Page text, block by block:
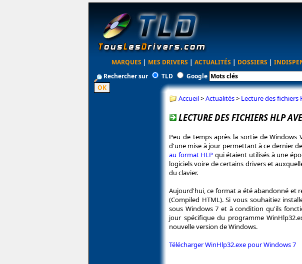
MARQUES | MES DRIVERS | ACTUALITÉS | DOSSIERS |
Rechercher sur
TLD Google
Accueil>Actualités> Lecture des fichiers
LECTURE DES FICHIERS HLP
Peu de temps après la sortie de
d'une mise à jour permettant à ce dernier
au format HLP qui étaient utilisés à une
logiciels voire de certains drivers et
du clavier.
Aujourd'hui, ce format a été abandonné et
(Compiled HTML). Si vous souhaitiez
sous Windows 7 et à condition qu'ils
jour spécifique du programme
nouvelle version de Windows.
Télécharger WinHlp32.exe pour Windows 7